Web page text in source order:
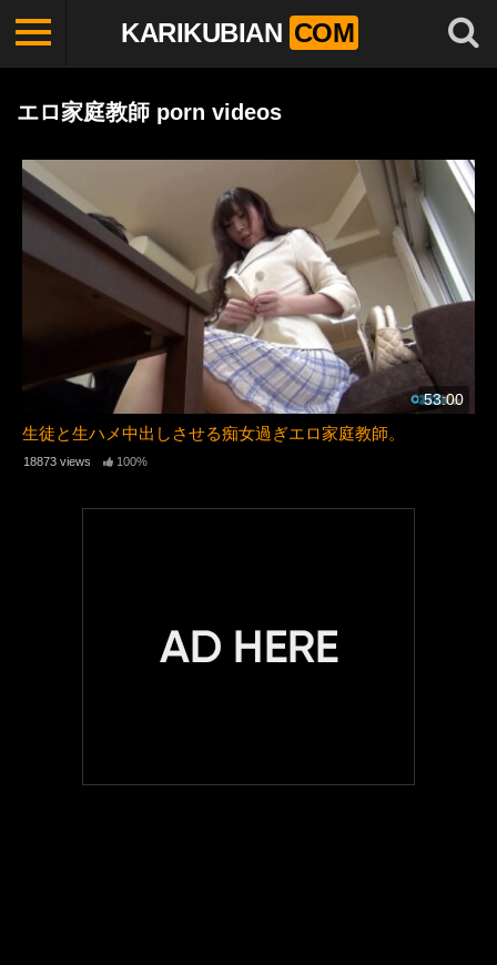
KARIKUBIAN COM
エロ家庭教師 porn videos
53:00
生徒と生ハメ中出しさせる痴女過ぎエロ家庭教師。
18873 views 100%